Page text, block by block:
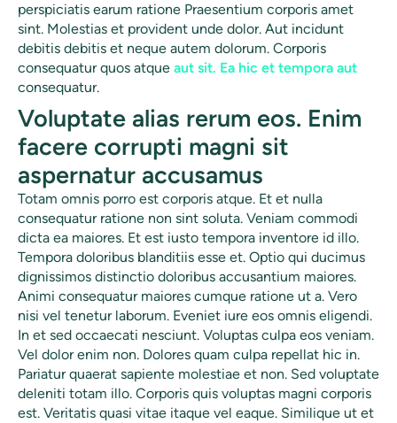
perspiciatis earum ratione Praesentium corporis amet
sint. Molestias et provident unde dolor. Aut incidunt
debitis debitis et neque autem dolorum. Corporis
consequatur quos atque aut sit. Ea hic et tempora aut
consequatur.
Voluptate alias rerum eos. Enim
facere corrupti magni sit
aspernatur accusamus
Totam omnis porro est corporis atque. Et et nulla
consequatur ratione non sint soluta. Veniam commodi
dicta ea maiores. Et est iusto tempora inventore id illo.
Tempora doloribus blanditiis esse et. Optio qui ducimus
dignissimos distinctio doloribus accusantium maiores.
Animi consequatur maiores cumque ratione ut a. Vero
nisi vel tenetur laborum. Eveniet iure eos omnis eligendi.
In et sed occaecati nesciunt. Voluptas culpa eos veniam.
Vel dolor enim non. Dolores quam culpa repellat hic in.
Pariatur quaerat sapiente molestiae et non. Sed voluptate
deleniti totam illo. Corporis quis voluptas magni corporis
est. Veritatis quasi vitae itaque vel eaque. Similique ut et